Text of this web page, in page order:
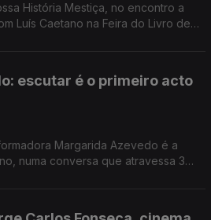
História Mestiça, no encontro a
Luís Caetano na Feira do Livro de
escutar é o primeiro acto
Margarida Azevedo é a
numa conversa que atravessa 3